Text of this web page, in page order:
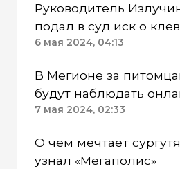
Руководитель
подал в суд иск о
бывшей сотрудницы
6 мая 2024, 04:13
В Мегионе за
будут наблюдать
7 мая 2024, 02:33
О чем мечтает
узнал «Мегаполис»